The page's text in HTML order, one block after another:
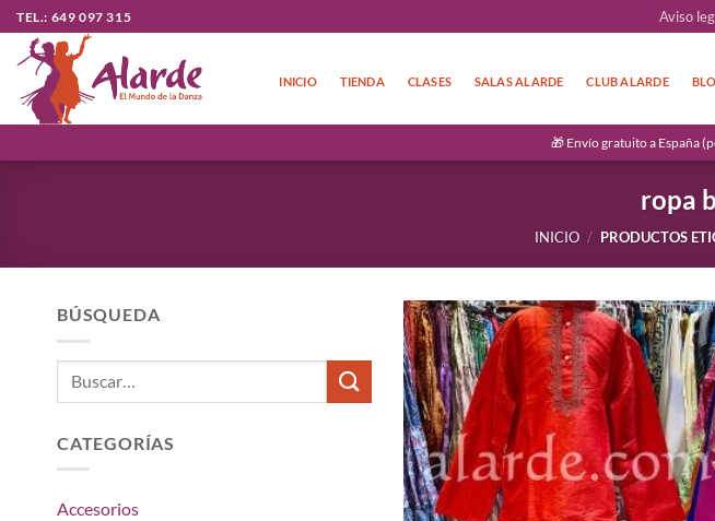
Saltar
al
contenido
TEL.: 649 097 315 Aviso
INICIO TIENDA CLASES SALAS ALARDE CLUB ALARDE
🎁 Envío gratuito a España
ropa
INICIO / PRODUCTOS
BÚSQUEDA
Buscar
CATEGORÍAS
Accesorios
Añadir
a la
lista de
deseos